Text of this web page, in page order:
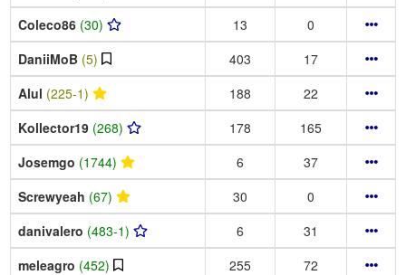
Coleco86 (30) 13
0
DaniiMoB (5) 403
17
Alul (225-1) 188
22
Kollector19 (268) 178
165
Josemgo (1744) 6
37
Screwyeah (67) 30
0
danivalero (483-1) 6
31
meleagro (452) 255
72